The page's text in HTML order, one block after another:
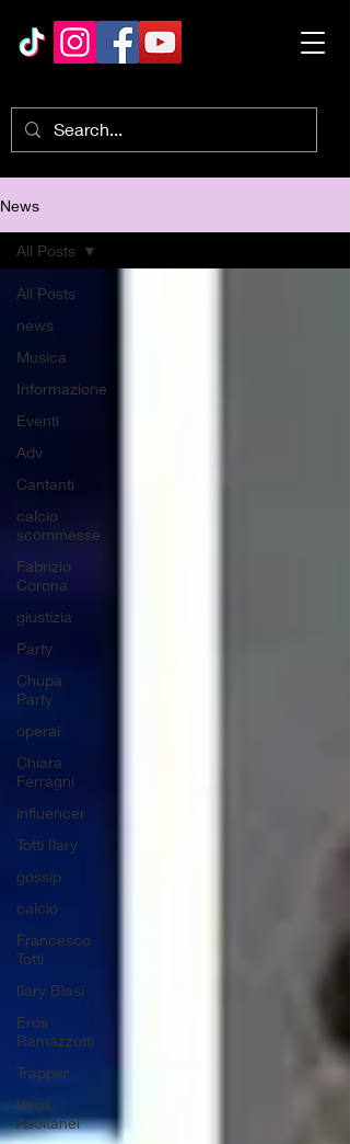
News
All Posts
news
Musica
Informazione
Eventi
Adv
Cantanti
calcio
scommesse
Fabrizio
Corona
giustizia
Party
Chupa
Party
operai
Chiara
Ferragni
influencer
Totti Ilary
gossip
calcio
Francesco
Totti
Ilary Blasi
Eros
Ramazzotti
Trapper
Virgil
Asoltanei
All Posts